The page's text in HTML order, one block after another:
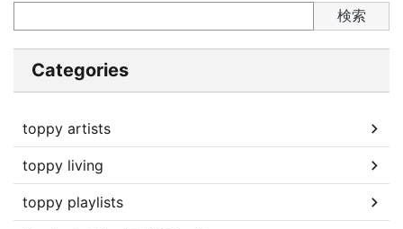
検索
Categories
toppy artists
toppy living
toppy playlists